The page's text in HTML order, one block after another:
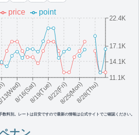
マンション・ジョージタウ
ー・オブ・デザインホテル
華な設備を備えた、デザインホテルズ™
ジタウンのブティック宿泊施設です。
ウン
安:￥ 718 MYR
情報サイト:ameblo
をみる
ウンジアクセスなし,客室アップグレードなし（一
トダイニング・シェフテーブル
8/16(Sat)8/19(Tue)8/22(Fri)8/25(Mon)8/28(Thu)
11.1K
14.1K
17.1K
22.4K
price point
数料別。レートは目安ですので最新の情報は公式サイトでご確認ください。